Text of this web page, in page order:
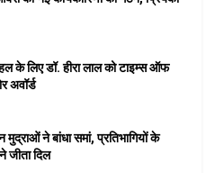
के लिए डॉ. हीरा लाल को टाइम्स ऑफ
अवॉर्ड
मुद्राओं ने बांधा समां, प्रतिभागियों के
दिल